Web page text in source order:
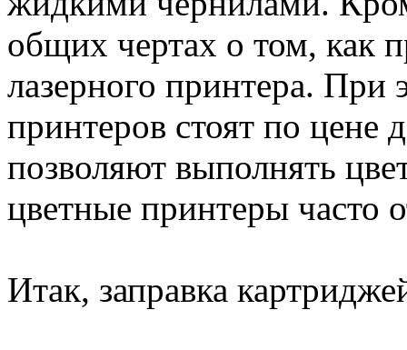
общих чертах о том, как
лазерного принтера. При
принтеров стоят по цене
позволяют выполнять
цветные принтеры часто
Итак, заправка